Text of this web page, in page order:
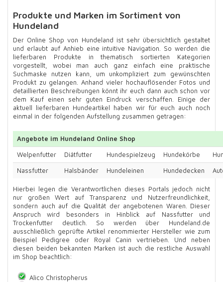
Produkte und Marken im Sortiment von
Hundeland
Der Online Shop von Hundeland ist sehr übersichtlich gestaltet
und erlaubt auf Anhieb eine intuitive Navigation. So werden die
lieferbaren Produkte in thematisch sortierten Kategorien
vorgestellt, wobei man auch ganz einfach eine praktische
Suchmaske nutzen kann, um unkompliziert zum gewünschten
Produkt zu gelangen. Anhand vieler hochauflösender Fotos und
detaillierten Beschreibungen könnt ihr euch dann auch schon vor
dem Kauf einen sehr guten Eindruck verschaffen. Einige der
aktuell lieferbaren Hundeartikel haben wir für euch auch noch
einmal in der folgenden Aufstellung zusammen getragen:
Angebote im Hundeland Online Shop
Welpenfutter
Diätfutter Hundespielzeug Hundekörbe
Nassfutter
Halsbänder Hundeleinen Hundedecken
Hierbei legen die Verantwortlichen dieses Portals jedoch nicht
nur großen Wert auf Transparenz und Nutzerfreundlichkeit,
sondern auch auf die Qualität der angebotenen Waren. Dieser
Anspruch wird besonders in Hinblick auf Nassfutter und
Trockenfutter deutlich. So werden über Hundeland.de
ausschließlich geprüfte Artikel renommierter Hersteller wie zum
Beispiel Pedigree oder Royal Canin vertrieben. Und neben
diesen beiden bekannten Marken ist auch die restliche Auswahl
im Shop beachtlich:
Alico Christopherus